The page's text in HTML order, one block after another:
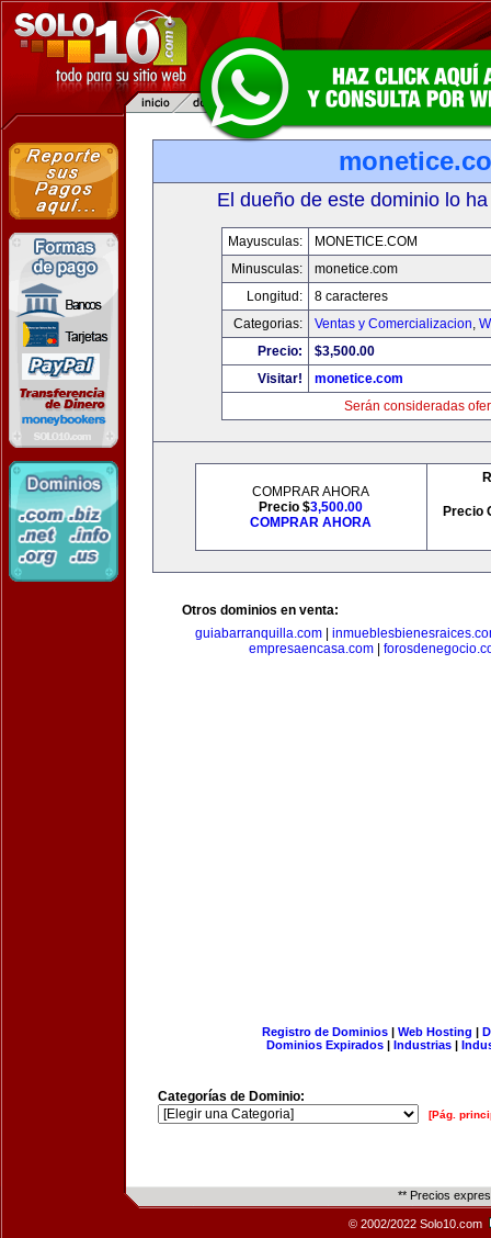
El dueño de este dominio lo
Mayusculas:
MONETICE.COM
Minusculas:
monetice.com
Longitud:
8 caracteres
Categorias:
Ventas y Comercializacion,
Precio:
$3,500.00
Visitar!
monetice.com
Serán consideradas
COMPRAR AHORA
Precio $3,500.00
COMPRAR AHORA
Precio
Otros dominios en venta:
guiabarranquilla.com|
empresaencasa.com|
Registro de Dominios| Web Hosting |
Dominios Expirados | Industrias |
Categorías de Dominio:
[Pág.
** Precios
© 2002/2022 Solo10.com